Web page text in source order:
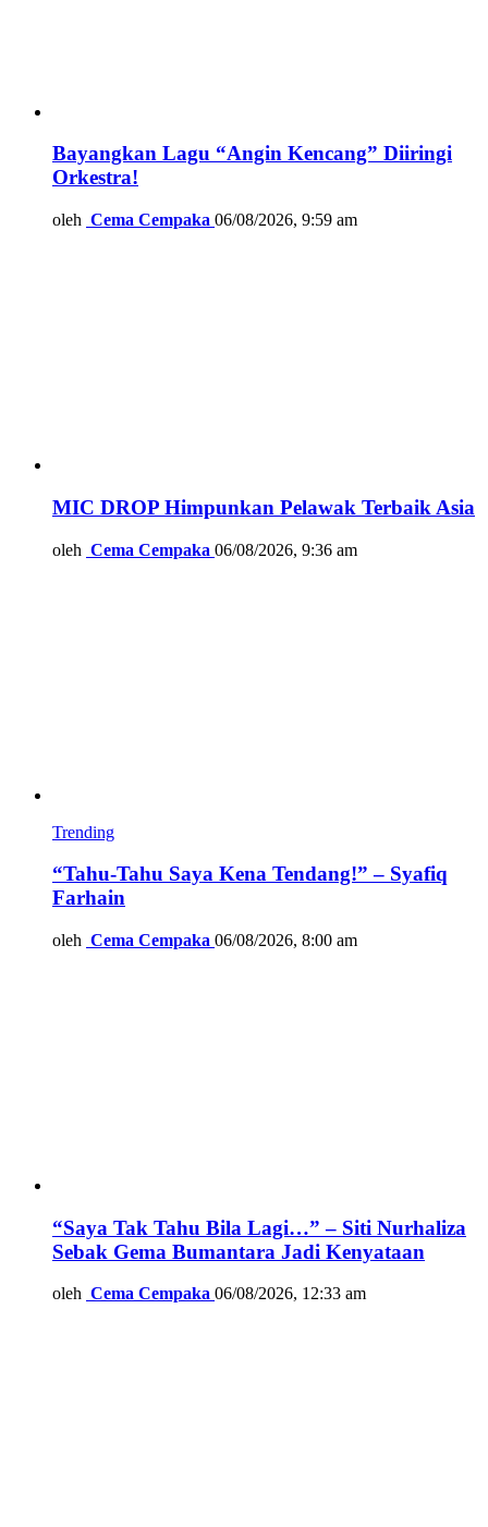
Bayangkan Lagu “Angin Kencang” Diiringi
Orkestra!
oleh Cema Cempaka 06/08/2026, 9:59 am
MIC DROP Himpunkan Pelawak Terbaik Asia
oleh Cema Cempaka 06/08/2026, 9:36 am
Trending
“Tahu-Tahu Saya Kena Tendang!” – Syafiq
Farhain
oleh Cema Cempaka 06/08/2026, 8:00 am
“Saya Tak Tahu Bila Lagi…” – Siti Nurhaliza
Sebak Gema Bumantara Jadi Kenyataan
oleh Cema Cempaka 06/08/2026, 12:33 am